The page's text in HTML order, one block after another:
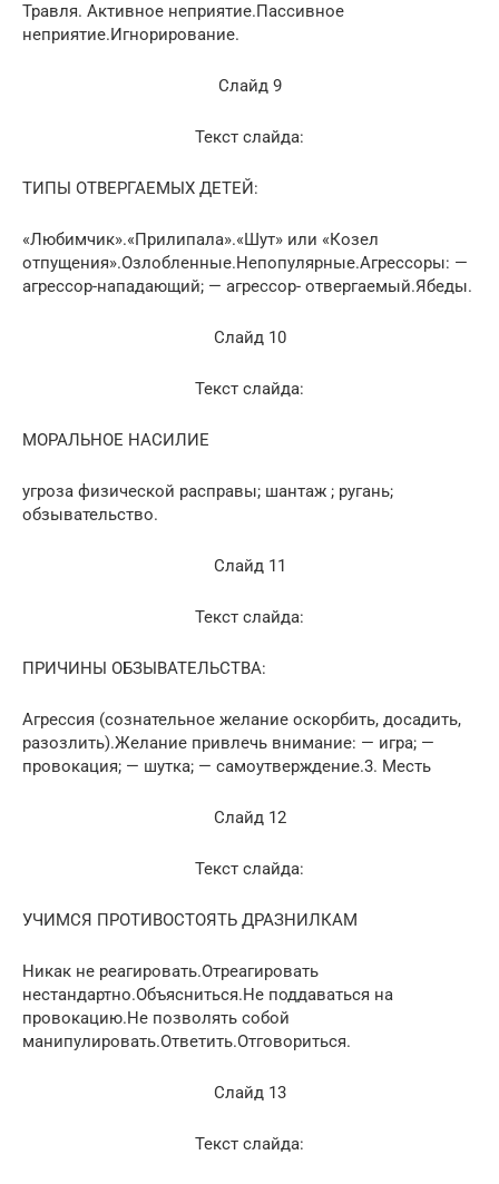
Травля. Активное неприятие.Пассивное
неприятие.Игнорирование.
Слайд 9
Текст слайда:
ТИПЫ ОТВЕРГАЕМЫХ ДЕТЕЙ:
«Любимчик».«Прилипала».«Шут» или «Козел
отпущения».Озлобленные.Непопулярные.Агрессоры: —
агрессор-нападающий; — агрессор- отвергаемый.Ябеды.
Слайд 10
Текст слайда:
МОРАЛЬНОЕ НАСИЛИЕ
угроза физической расправы; шантаж ; ругань;
обзывательство.
Слайд 11
Текст слайда:
ПРИЧИНЫ ОБЗЫВАТЕЛЬСТВА:
Агрессия (сознательное желание оскорбить, досадить,
разозлить).Желание привлечь внимание: — игра; —
провокация; — шутка; — самоутверждение.3. Месть
Слайд 12
Текст слайда:
УЧИМСЯ ПРОТИВОСТОЯТЬ ДРАЗНИЛКАМ
Никак не реагировать.Отреагировать
нестандартно.Объясниться.Не поддаваться на
провокацию.Не позволять собой
манипулировать.Ответить.Отговориться.
Слайд 13
Текст слайда: